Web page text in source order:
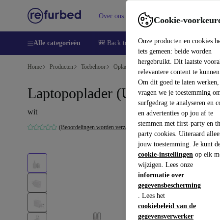
Cookie-
Onze producten en cookies
iets gemeen: beide worden
hergebruikt. Dit laatste
relevantere content te
Om dit goed te laten werken,
vragen we je toestemming
surfgedrag te analyseren en
en advertenties op jou af te
stemmen met first-party en
party cookies. Uiteraard
jouw toestemming. Je kunt
cookie-instellingen op elk
wijzigen. Lees onze
informatie over
gegevensbescherming
. Lees het
cookiebeleid van de
gegevensverwerker
Over ons Verkopen Support
Alle categorieën 🎒 Back to school Smartphones
Home Producten Toebehoor Opladers en laadkabels
Laptopoplader (USB-C) - 65W
wit
(Beoordelingen worden verzameld)